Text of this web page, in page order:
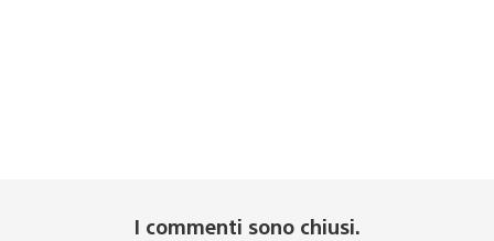
I commenti sono chiusi.